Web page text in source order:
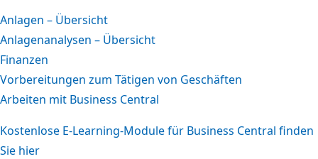
Anlagen – Übersicht
Anlagenanalysen – Übersicht
Finanzen
Vorbereitungen zum Tätigen von Geschäften
Arbeiten mit Business Central
Kostenlose E-Learning-Module für Business Central finden
Sie hier